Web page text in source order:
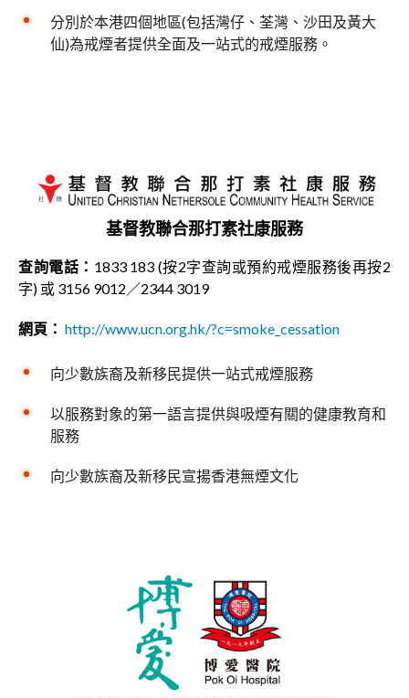
分別於本港四個地區(包括灣仔、荃灣、沙田及黃大
仙)為戒煙者提供全面及一站式的戒煙服務。
基督教聯合那打素社康服務
查詢電話： 1833 183 (按2字查詢或預約戒煙服務後再按2
字) 或 3156 9012／2344 3019
網頁： http://www.ucn.org.hk/?c=smoke_cessation
向少數族裔及新移民提供一站式戒煙服務
以服務對象的第一語言提供與吸煙有關的健康教育和
服務
向少數族裔及新移民宣揚香港無煙文化